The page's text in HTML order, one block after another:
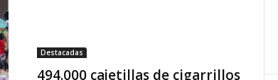
Destacadas
494.000 cajetillas de cigarrillos